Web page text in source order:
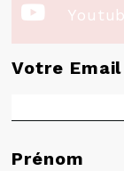

Votre Email
Prénom